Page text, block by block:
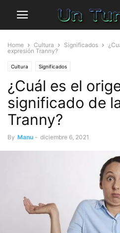
Home Cultura Significados
expresión Tranny?
Cultura Significados
¿Cuál es el
significado de
Tranny?
By Manu - diciembre 6, 2021